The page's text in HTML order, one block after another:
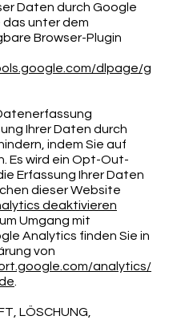
Daten durch Google
das unter dem
Browser-Plugin
dlpage/g
Ihrer Daten durch
indem Sie auf
Es wird ein Opt-Out-
Erfassung Ihrer Daten
dieser Website
deaktivieren
Umgang mit
Analytics finden Sie in
von
analytics/
.
LÖSCHUNG,